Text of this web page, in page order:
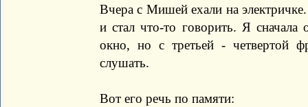
Вчера с Мишей ехали на
и стал что-то говорить. Я
окно, но с третьей - четвертой
слушать.
Вот его речь по памяти: